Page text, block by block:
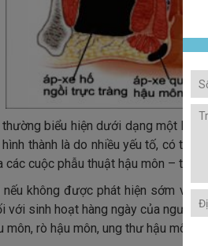
biểu hiện dưới dạng một
thành là do nhiều yếu tố, có thể
cuộc phẫu thuật hậu môn – trực
nếu không được phát hiện sớm và
với sinh hoạt hàng ngày của người
rò hậu môn, ung thư hậu môn…